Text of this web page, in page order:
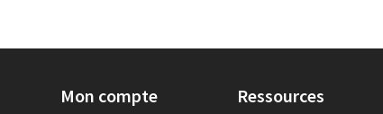
Mon compte Ressources